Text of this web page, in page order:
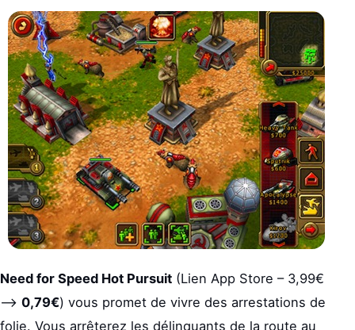
Need for Speed Hot Pursuit (Lien App Store – 3,99€
–> 0,79€) vous promet de vivre des arrestations de
folie. Vous arrêterez les délinquants de la route au